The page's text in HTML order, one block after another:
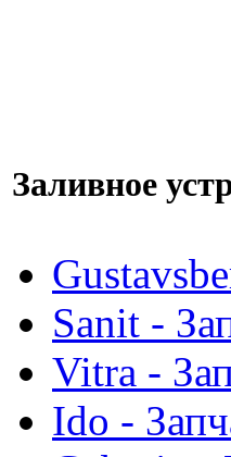
Заливное
Sanit -
Vitra -
Ido -